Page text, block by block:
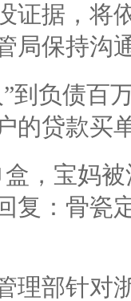
证据，将
局保持沟
到负债百
的贷款买
，宝妈
复：骨瓷
理部针对